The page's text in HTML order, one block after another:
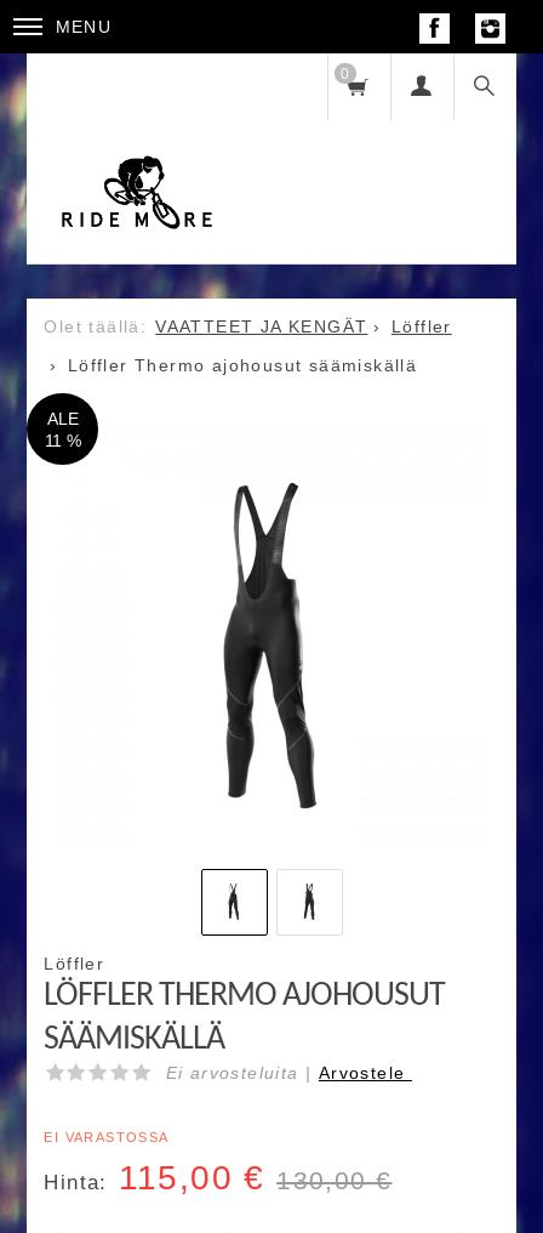
MENU
0
VAATTEET JA KENGÄT
Löffler
Löffler Thermo ajohousut säämiskällä
ALE
11 %
Löffler
LÖFFLER THERMO AJOHOUSUT
SÄÄMISKÄLLÄ
Ei arvosteluita | Arvostele
EI VARASTOSSA
Hinta: 115,00€ 130,00 €